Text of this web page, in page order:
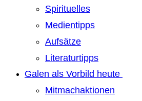
Spirituelles
Medientipps
Aufsätze
Literaturtipps
Galen als Vorbild heute
Mitmachaktionen